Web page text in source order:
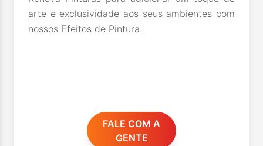
arte e exclusividade aos seus ambientes com
nossos Efeitos de Pintura.
FALE COM A
GENTE